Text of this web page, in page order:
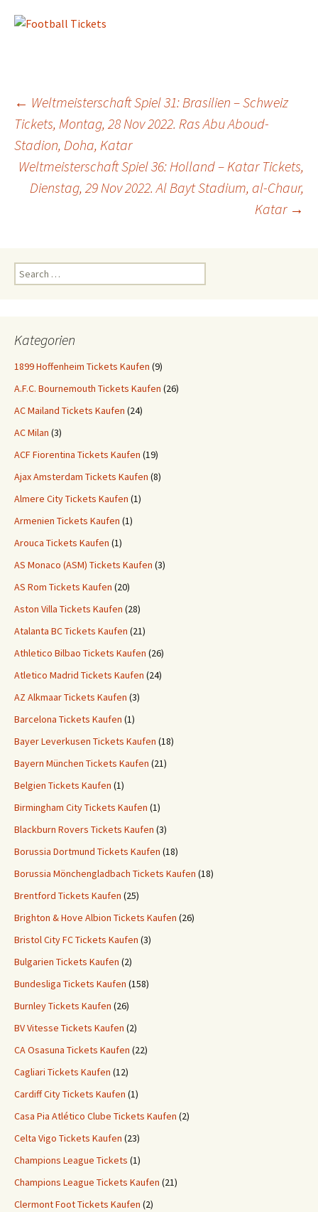
Post
navigation
← Weltmeisterschaft Spiel 31: Brasilien – Schweiz
Tickets, Montag, 28 Nov 2022. Ras Abu Aboud-
Stadion, Doha, Katar
Weltmeisterschaft Spiel 36: Holland – Katar Tickets,
Dienstag, 29 Nov 2022. Al Bayt Stadium, al-Chaur,
Katar →
Search
for:
Kategorien
1899 Hoffenheim Tickets Kaufen (9)
A.F.C. Bournemouth Tickets Kaufen (26)
AC Mailand Tickets Kaufen (24)
AC Milan (3)
ACF Fiorentina Tickets Kaufen (19)
Ajax Amsterdam Tickets Kaufen (8)
Almere City Tickets Kaufen (1)
Armenien Tickets Kaufen (1)
Arouca Tickets Kaufen (1)
AS Monaco (ASM) Tickets Kaufen (3)
AS Rom Tickets Kaufen (20)
Aston Villa Tickets Kaufen (28)
Atalanta BC Tickets Kaufen (21)
Athletico Bilbao Tickets Kaufen (26)
Atletico Madrid Tickets Kaufen (24)
AZ Alkmaar Tickets Kaufen (3)
Barcelona Tickets Kaufen (1)
Bayer Leverkusen Tickets Kaufen (18)
Bayern München Tickets Kaufen (21)
Belgien Tickets Kaufen (1)
Birmingham City Tickets Kaufen (1)
Blackburn Rovers Tickets Kaufen (3)
Borussia Dortmund Tickets Kaufen (18)
Borussia Mönchengladbach Tickets Kaufen (18)
Brentford Tickets Kaufen (25)
Brighton & Hove Albion Tickets Kaufen (26)
Bristol City FC Tickets Kaufen (3)
Bulgarien Tickets Kaufen (2)
Bundesliga Tickets Kaufen (158)
Burnley Tickets Kaufen (26)
BV Vitesse Tickets Kaufen (2)
CA Osasuna Tickets Kaufen (22)
Cagliari Tickets Kaufen (12)
Cardiff City Tickets Kaufen (1)
Casa Pia Atlético Clube Tickets Kaufen (2)
Celta Vigo Tickets Kaufen (23)
Champions League Tickets (1)
Champions League Tickets Kaufen (21)
Clermont Foot Tickets Kaufen (2)